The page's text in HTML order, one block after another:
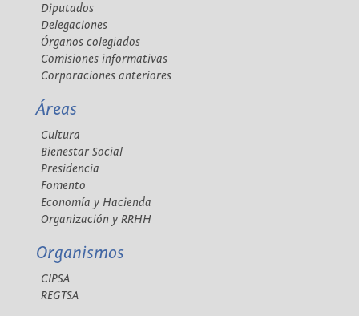
Diputados
Delegaciones
Órganos colegiados
Comisiones informativas
Corporaciones anteriores
Áreas
Cultura
Bienestar Social
Presidencia
Fomento
Economía y Hacienda
Organización y RRHH
Organismos
CIPSA
REGTSA